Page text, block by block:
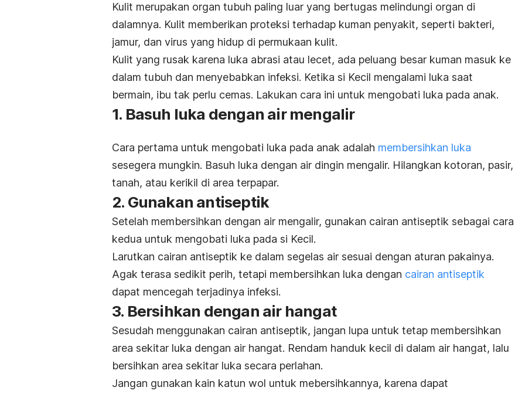
Kulit merupakan organ tubuh paling luar yang bertugas melindungi organ di
dalamnya. Kulit memberikan proteksi terhadap kuman penyakit, seperti bakteri,
jamur, dan virus yang hidup di permukaan kulit.
Kulit yang rusak karena luka abrasi atau lecet, ada peluang besar kuman masuk ke
dalam tubuh dan menyebabkan infeksi. Ketika si Kecil mengalami luka saat
bermain, ibu tak perlu cemas. Lakukan cara ini untuk mengobati luka pada anak.
1. Basuh luka dengan air mengalir
Cara pertama untuk mengobati luka pada anak adalah membersihkan luka
sesegera mungkin. Basuh luka dengan air dingin mengalir. Hilangkan kotoran, pasir,
tanah, atau kerikil di area terpapar.
2. Gunakan antiseptik
Setelah membersihkan dengan air mengalir, gunakan cairan antiseptik sebagai cara
kedua untuk mengobati luka pada si Kecil.
Larutkan cairan antiseptik ke dalam segelas air sesuai dengan aturan pakainya.
Agak terasa sedikit perih, tetapi membersihkan luka dengan cairan antiseptik
dapat mencegah terjadinya infeksi.
3. Bersihkan dengan air hangat
Sesudah menggunakan cairan antiseptik, jangan lupa untuk tetap membersihkan
area sekitar luka dengan air hangat. Rendam handuk kecil di dalam air hangat, lalu
bersihkan area sekitar luka secara perlahan.
Jangan gunakan kain katun wol untuk mebersihkannya, karena dapat